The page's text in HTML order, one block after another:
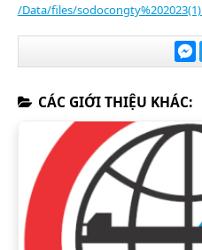
/Data/files/
CÁC GIỚI THIỆU KHÁC: